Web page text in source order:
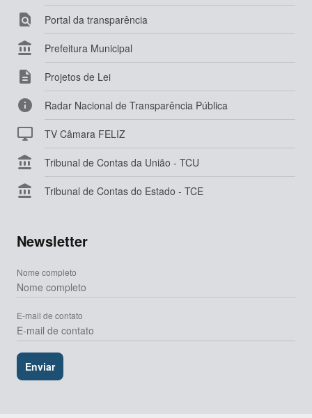
 Portal da transparência
 Prefeitura Municipal
 Projetos de Lei
 Radar Nacional de Transparência Pública
 TV Câmara FELIZ
 Tribunal de Contas da União - TCU
 Tribunal de Contas do Estado - TCE
Newsletter
Nome completo
E-mail de contato